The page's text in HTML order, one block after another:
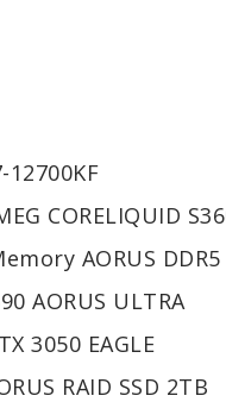
CORELIQUID
AORUS
AORUS ULTRA
3050 EAGLE
RAID SSD 2TB